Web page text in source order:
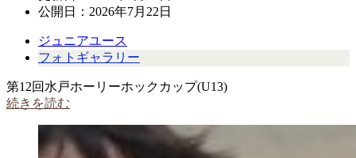
公開日： 2026年7月22日
ジュニアユース
フォトギャラリー
第12回水戸ホーリーホックカップ(U13)
続きを読む